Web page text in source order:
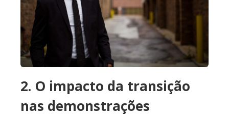
2. O impacto da transição
nas demonstrações